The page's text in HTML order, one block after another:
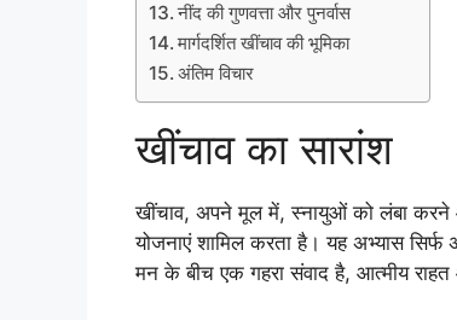
नींद की गुणवत्ता और पुनर्वास
मार्गदर्शित खींचाव की भूमिका
अंतिम विचार
खींचाव का सारांश
खींचाव, अपने मूल में, स्नायुओं को लंबा करने
योजनाएं शामिल करता है। यह अभ्यास
मन के बीच एक गहरा संवाद है, आत्मीय